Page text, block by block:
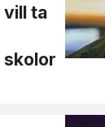
vill ta
skolor